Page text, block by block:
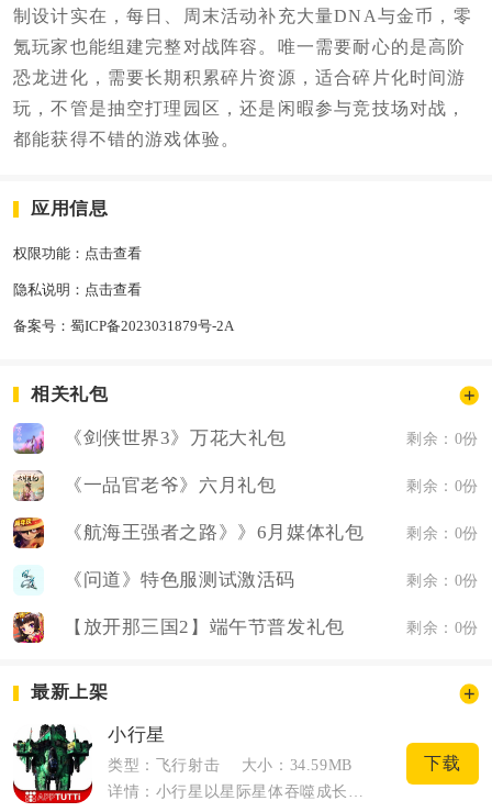
制设计实在，每日、周末活动补充大量DNA与金币，零
氪玩家也能组建完整对战阵容。唯一需要耐心的是高阶
恐龙进化，需要长期积累碎片资源，适合碎片化时间游
玩，不管是抽空打理园区，还是闲暇参与竞技场对战，
都能获得不错的游戏体验。
应用信息
权限功能： 点击查看
隐私说明： 点击查看
备案号： 蜀ICP备2023031879号-2A
相关礼包
《剑侠世界3》万花大礼包 剩余：0份
《一品官老爷》六月礼包 剩余：0份
《航海王强者之路》》6月媒体礼包 剩余：0份
《问道》特色服测试激活码 剩余：0份
【放开那三国2】端午节普发礼包 剩余：0份
最新上架
小行星
类型：飞行射击
大小：34.59MB
详情：小行星以星际星体吞噬成长为核心玩法，开局玩家仅持有小型碎石星体，依靠滑动操控...
下载